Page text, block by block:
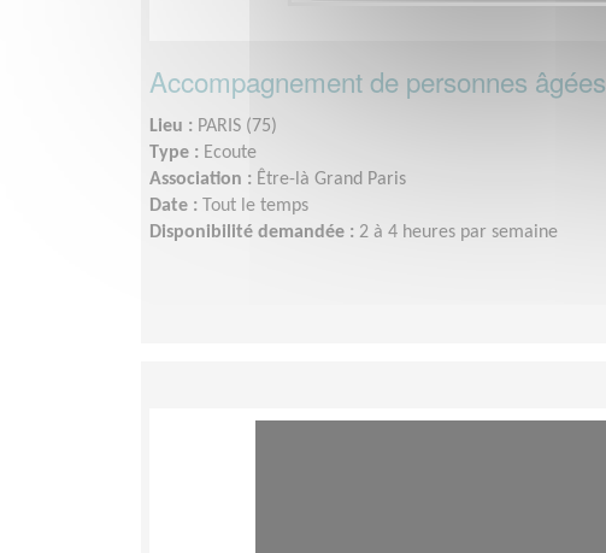
Accompagnement de personnes âgées
Lieu : PARIS (75)
Type : Ecoute
Association : Être-là Grand Paris
Date :
Tout le temps
Disponibilité demandée : 2 à 4 heures par semaine